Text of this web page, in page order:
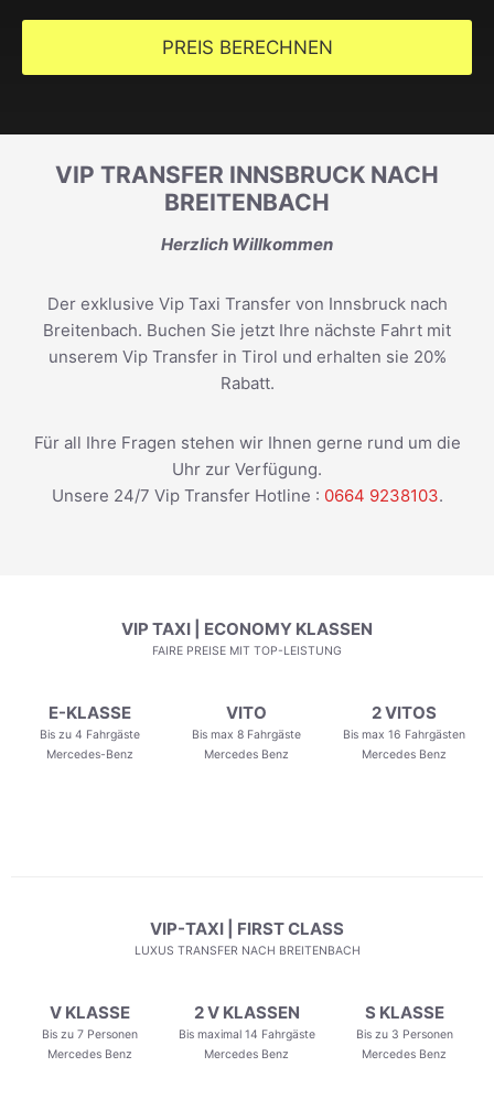
PREIS BERECHNEN
VIP TRANSFER INNSBRUCK NACH
BREITENBACH
Herzlich Willkommen
Der exklusive Vip Taxi Transfer von Innsbruck nach
Breitenbach. Buchen Sie jetzt Ihre nächste Fahrt mit
unserem Vip Transfer in Tirol und erhalten sie 20%
Rabatt.
Für all Ihre Fragen stehen wir Ihnen gerne rund um die
Uhr zur Verfügung.
Unsere 24/7 Vip Transfer Hotline : 0664 9238103.
VIP TAXI | ECONOMY KLASSEN
FAIRE PREISE MIT TOP-LEISTUNG
E-KLASSE
Bis zu 4 Fahrgäste
Mercedes-Benz
VITO
Bis max 8 Fahrgäste
Mercedes Benz
2 VITOS
Bis max 16 Fahrgästen
Mercedes Benz
VIP-TAXI | FIRST CLASS
LUXUS TRANSFER NACH BREITENBACH
V KLASSE
Bis zu 7 Personen
Mercedes Benz
2 V KLASSEN
Bis maximal 14 Fahrgäste
Mercedes Benz
S KLASSE
Bis zu 3 Personen
Mercedes Benz